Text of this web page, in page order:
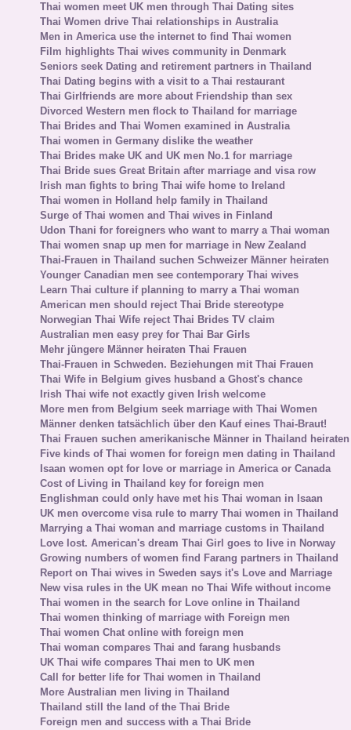
Thai women meet UK men through Thai Dating sites
Thai Women drive Thai relationships in Australia
Men in America use the internet to find Thai women
Film highlights Thai wives community in Denmark
Seniors seek Dating and retirement partners in Thailand
Thai Dating begins with a visit to a Thai restaurant
Thai Girlfriends are more about Friendship than sex
Divorced Western men flock to Thailand for marriage
Thai Brides and Thai Women examined in Australia
Thai women in Germany dislike the weather
Thai Brides make UK and UK men No.1 for marriage
Thai Bride sues Great Britain after marriage and visa row
Irish man fights to bring Thai wife home to Ireland
Thai women in Holland help family in Thailand
Surge of Thai women and Thai wives in Finland
Udon Thani for foreigners who want to marry a Thai woman
Thai women snap up men for marriage in New Zealand
Thai-Frauen in Thailand suchen Schweizer Männer heiraten
Younger Canadian men see contemporary Thai wives
Learn Thai culture if planning to marry a Thai woman
American men should reject Thai Bride stereotype
Norwegian Thai Wife reject Thai Brides TV claim
Australian men easy prey for Thai Bar Girls
Mehr jüngere Männer heiraten Thai Frauen
Thai-Frauen in Schweden. Beziehungen mit Thai Frauen
Thai Wife in Belgium gives husband a Ghost's chance
Irish Thai wife not exactly given Irish welcome
More men from Belgium seek marriage with Thai Women
Männer denken tatsächlich über den Kauf eines Thai-Braut!
Thai Frauen suchen amerikanische Männer in Thailand heiraten
Five kinds of Thai women for foreign men dating in Thailand
Isaan women opt for love or marriage in America or Canada
Cost of Living in Thailand key for foreign men
Englishman could only have met his Thai woman in Isaan
UK men overcome visa rule to marry Thai women in Thailand
Marrying a Thai woman and marriage customs in Thailand
Love lost. American's dream Thai Girl goes to live in Norway
Growing numbers of women find Farang partners in Thailand
Report on Thai wives in Sweden says it's Love and Marriage
New visa rules in the UK mean no Thai Wife without income
Thai women in the search for Love online in Thailand
Thai women thinking of marriage with Foreign men
Thai women Chat online with foreign men
Thai woman compares Thai and farang husbands
UK Thai wife compares Thai men to UK men
Call for better life for Thai women in Thailand
More Australian men living in Thailand
Thailand still the land of the Thai Bride
Foreign men and success with a Thai Bride